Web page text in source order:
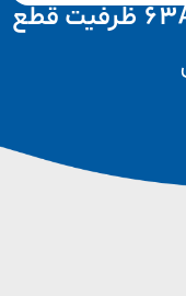
کلید اتوماتیک فیکس 63A NEW ظرفیت قطع